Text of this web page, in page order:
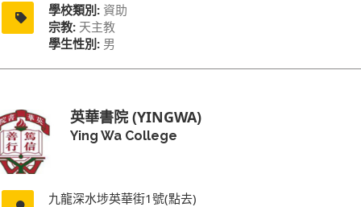
學校類別: 資助
宗教: 天主教
學生性別: 男
英華書院 (YINGWA)
Ying Wa College
九龍深水埗英華街1號(點去)